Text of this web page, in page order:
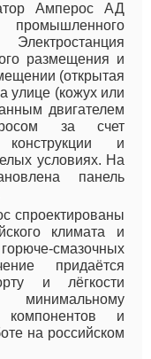
Амперос АД
размещения и
(открытая
улице (кожух или
двигателем
за счет
конструкции и
условиях. На
панель
спроектированы
климата и
смазочных
придаётся
и лёгкости
минимальному
компонентов и
на российском